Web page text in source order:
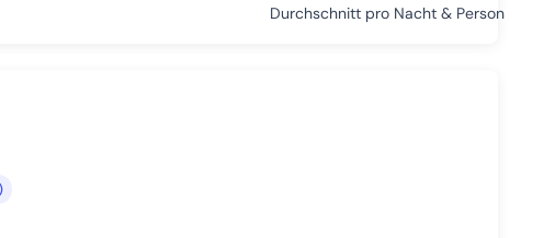
Durchschnitt pro Nacht & Person